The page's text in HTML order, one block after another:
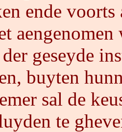
ende voorts
geseyde
buyten
sal de
te